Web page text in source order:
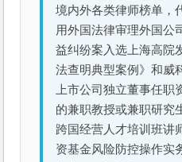
境内外各类律师榜单，
用外国法律审理外国公
益纠纷案入选上海高院
法查明典型案例》和威
上市公司独立董事任
的兼职教授或兼职研究
跨国经营人才培训班讲
资基金风险防控操作实